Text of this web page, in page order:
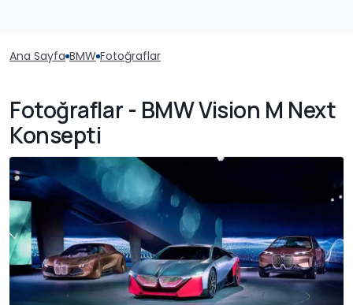
Ana Sayfa BMW Fotoğraflar
Fotoğraflar - BMW Vision M Next
Konsepti